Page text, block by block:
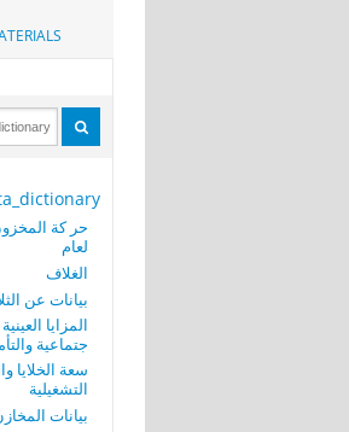
حر كة
لعام
الغلاف
بيانات عن
المزايا العينية
جتماعية
سعة الخلايا
التشغيلية
بيانات